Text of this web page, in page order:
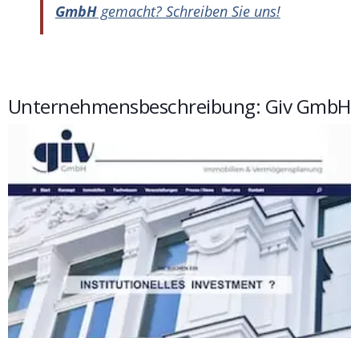
GmbHgemacht? Schreiben Sie uns!
Unternehmensbeschreibung: Giv GmbH